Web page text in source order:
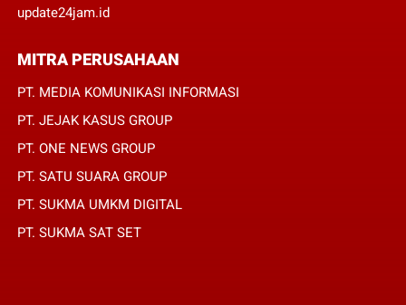
update24jam.id
MITRA PERUSAHAAN
PT. MEDIA KOMUNIKASI INFORMASI
PT. JEJAK KASUS GROUP
PT. ONE NEWS GROUP
PT. SATU SUARA GROUP
PT. SUKMA UMKM DIGITAL
PT. SUKMA SAT SET